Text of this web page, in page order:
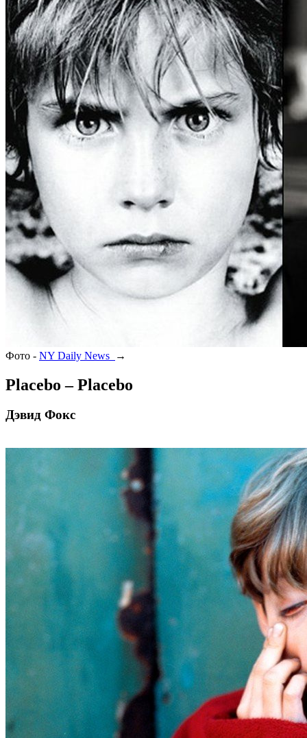
Фото - NY Daily News →
Placebo – Placebo
Дэвид Фокс